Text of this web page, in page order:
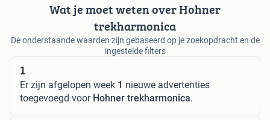
Wat je moet weten over Hohner
trekharmonica
De onderstaande waarden zijn gebaseerd op je zoekopdracht en de
ingestelde filters
1
Er zijn afgelopen week 1 nieuwe advertenties
toegevoegd voor Hohner trekharmonica.